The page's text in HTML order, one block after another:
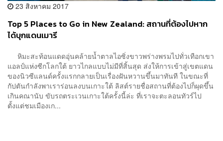
23 สิงหาคม 2017
Top 5 Places to Go in New Zealand: สถานที่ต้องไปหาก
ได้บุกแดนเมารี
หิมะสะท้อนแดดอุ่นคล้ายน้ำตาลไอซิ่งขาวพร่างพรมไปทั่วเทือกเขา
แอลป์แห่งซีกโลกใต้ ยาวไกลแบบไม่มีที่สิ้นสุด ส่งให้การเข้าสู่เขตแดน
ของนิวซีแลนด์ครั้งแรกกลายเป็นเรื่องฝันหวานขึ้นมาทันที ในขณะที่
กัปตันกำลังพาเราร่อนลงบนเกาะใต้ ลิสต์รายชื่อสถานที่ต้องไปก็ผุดขึ้น
เกินคณานับ ขับรถตระเวนเกาะใต้ครั้งนี้ล่ะ ที่เราจะตะลอนทัวร์ไป
ตั้งแต่ชมเมืองเก...